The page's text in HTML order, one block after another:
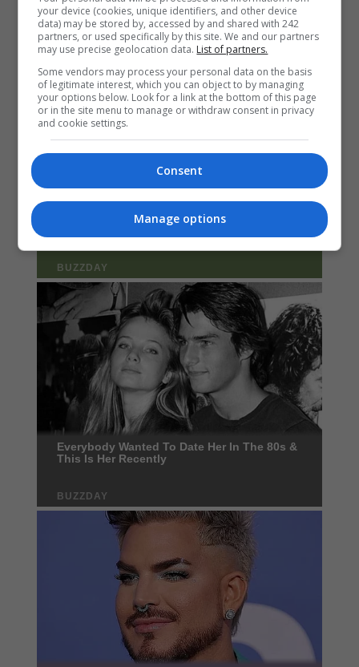
your device (cookies, unique identifiers, and other device
data) may be stored by, accessed by and shared with 242
partners, or used specifically by this site. We and our partners
may use precise geolocation data. List of partners.
Some vendors may process your personal data on the basis
of legitimate interest, which you can object to by managing
your options below. Look for a link at the bottom of this page
or in the site menu to manage or withdraw consent in privacy
and cookie settings.
Consent
Manage options